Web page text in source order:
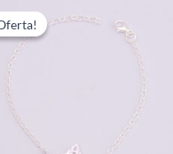
precio
precio
actual
es:
$18.020.